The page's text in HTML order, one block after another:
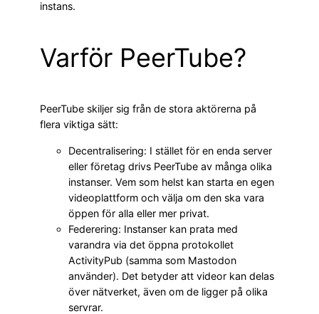
instans.
Varför PeerTube?
PeerTube skiljer sig från de stora aktörerna på
flera viktiga sätt:
Decentralisering: I stället för en enda server
eller företag drivs PeerTube av många olika
instanser. Vem som helst kan starta en egen
videoplattform och välja om den ska vara
öppen för alla eller mer privat.
Federering: Instanser kan prata med
varandra via det öppna protokollet
ActivityPub (samma som Mastodon
använder). Det betyder att videor kan delas
över nätverket, även om de ligger på olika
servrar.